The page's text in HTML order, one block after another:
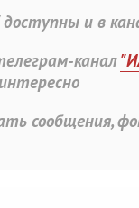
доступны и в
канал
сообщения,